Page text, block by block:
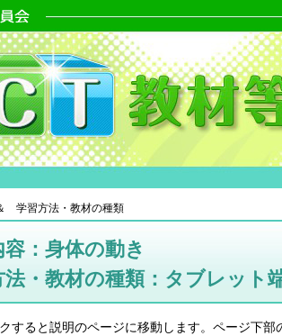
学習方法・教材の種類
：身体の動き
法・教材の種類：タブレット
すると説明のページに移動します。ページ下